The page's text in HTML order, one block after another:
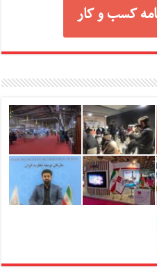
کسب و کار